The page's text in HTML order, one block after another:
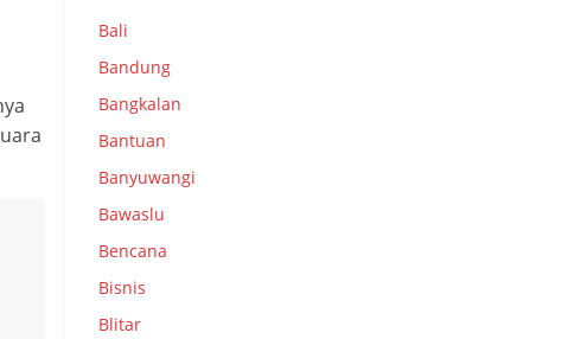
Bali
Bandung
Bangkalan
Bantuan
Banyuwangi
Bawaslu
Bencana
Bisnis
Blitar